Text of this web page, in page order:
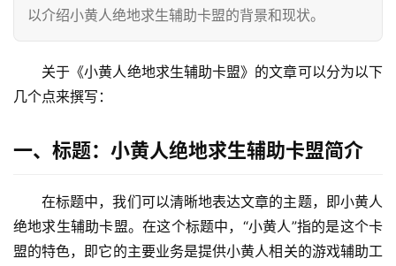
以介绍小黄人绝地求生辅助卡盟的背景和现状。
关于《小黄人绝地求生辅助卡盟》的文章可以分为以下
几个点来撰写：
一、标题：小黄人绝地求生辅助卡盟简介
在标题中，我们可以清晰地表达文章的主题，即小黄人
绝地求生辅助卡盟。在这个标题中，“小黄人”指的是这个卡
盟的特色，即它的主要业务是提供小黄人相关的游戏辅助工